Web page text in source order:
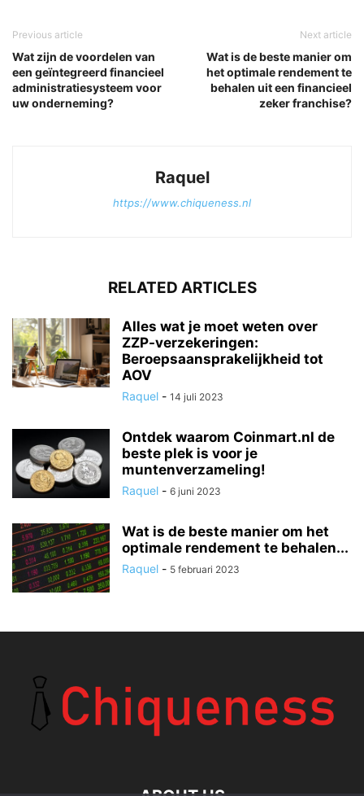
Previous article
Wat zijn de voordelen van
een geïntegreerd financieel
administratiesysteem voor
uw onderneming?
Next article
Wat is de beste manier om
het optimale rendement te
behalen uit een financieel
zeker franchise?
Raquel
https://www.chiqueness.nl
RELATED ARTICLES
Alles wat je moet weten over
ZZP-verzekeringen:
Beroepsaansprakelijkheid tot
AOV
Raquel - 14 juli 2023
Ontdek waarom Coinmart.nl de
beste plek is voor je
muntenverzameling!
Raquel - 6 juni 2023
Wat is de beste manier om het
optimale rendement te behalen...
Raquel - 5 februari 2023